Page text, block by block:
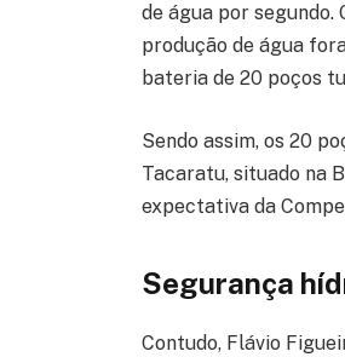
de água por
produção de água
bateria de 20 poços
Sendo assim, os 20
Tacaratu, situado na
expectativa da
Segurança
Contudo, Flávio